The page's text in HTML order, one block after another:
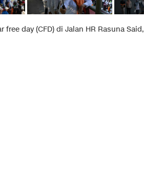
day (CFD) di Jalan HR Rasuna Said,